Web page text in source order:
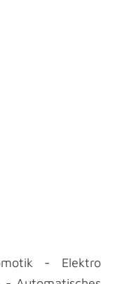
- Elektro